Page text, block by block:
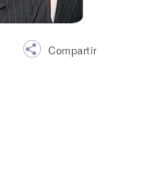
Compartir